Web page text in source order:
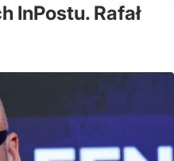
InPostu. Rafał